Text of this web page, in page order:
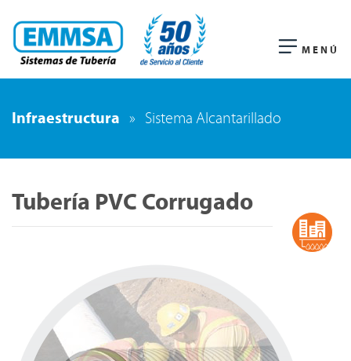
MENÚ
Infraestructura » Sistema Alcantarillado
Tubería PVC Corrugado